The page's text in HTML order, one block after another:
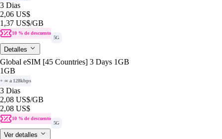
3 Dias
2,06 US$
1,37 US$/GB
10 % de descuento
5G
Detalles
Global eSIM [45 Countries] 3 Days 1GB
1GB
+ ∞ a 128kbps
3 Dias
2,08 US$/GB
2,08 US$
10 % de descuento
5G
Ver detalles